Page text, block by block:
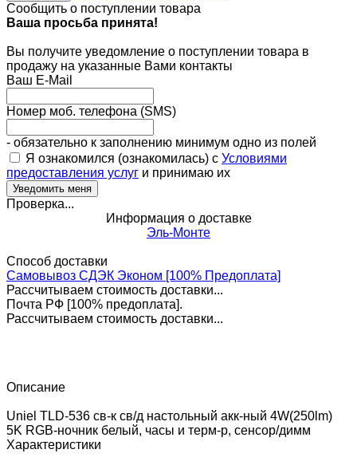
Сообщить о поступлении товара
Ваша просьба принята!
Вы получите уведомление о поступлении товара в
продажу на указанные Вами контакты
Ваш E-Mail
Номер моб. телефона (SMS)
- обязательно к заполнению минимум одно из полей
Я ознакомился (ознакомилась) с Условиями
предоставления услуг и принимаю их
Проверка...
Информация о доставке
Эль-Монте
Способ доставки
Самовывоз СДЭК Эконом [100% Предоплата]
Рассчитываем стоимость доставки...
Почта РФ [100% предоплата].
Рассчитываем стоимость доставки...
Описание
Uniel TLD-536 св-к св/д настольный акк-ный 4W(250lm)
5K RGB-ночник белый, часы и терм-р, сенсор/димм
Характеристики